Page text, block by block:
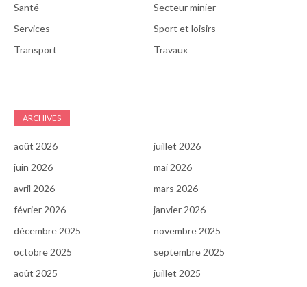
Santé
Secteur minier
Services
Sport et loisirs
Transport
Travaux
ARCHIVES
août 2026
juillet 2026
juin 2026
mai 2026
avril 2026
mars 2026
février 2026
janvier 2026
décembre 2025
novembre 2025
octobre 2025
septembre 2025
août 2025
juillet 2025